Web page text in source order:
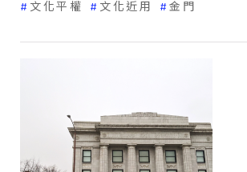
文化平權
文化近用 金門